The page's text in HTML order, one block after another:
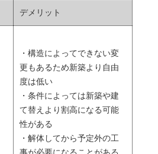
デメリット
・構造によってできない変
更もあるため新築より自由
度は低い
・条件によっては新築や建
て替えより割高になる可能
性がある
・解体してから予定外の工
事が必要になることがある